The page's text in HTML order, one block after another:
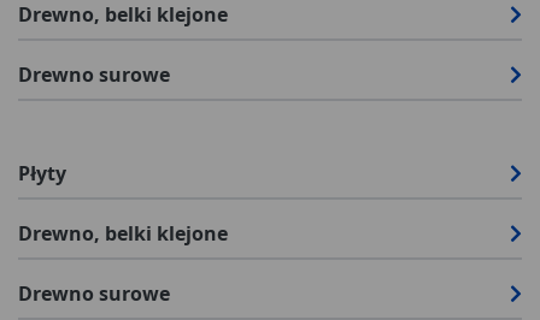
Drewno, belki klejone
Drewno surowe
Płyty
Drewno, belki klejone
Drewno surowe